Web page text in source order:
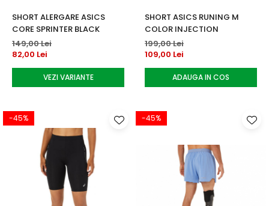
SHORT ALERGARE ASICS
CORE SPRINTER BLACK
149,00 Lei
82,00 Lei
VEZI VARIANTE
SHORT ASICS RUNING M
COLOR INJECTION
199,00 Lei
109,00 Lei
ADAUGA IN COS
-45% -45%